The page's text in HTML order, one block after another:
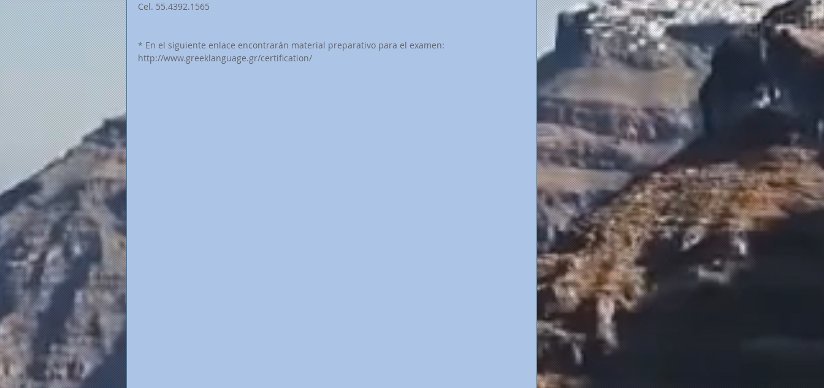
Cel. 55.4392.1565
* En el siguiente enlace encontrarán material preparativo para el examen:
http://www.greeklanguage.gr/certification/